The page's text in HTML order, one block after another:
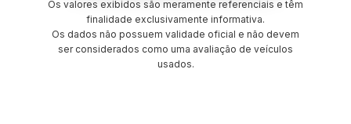
Os valores exibidos são meramente referenciais e têm
finalidade exclusivamente informativa.
Os dados não possuem validade oficial e não devem
ser considerados como uma avaliação de veículos
usados.